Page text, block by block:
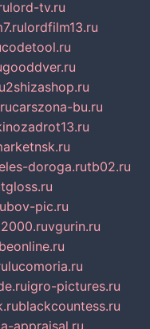
lord-tv.ru
lordfilm13.ru
codetool.ru
gooddver.ru
2shizashop.ru
carszona-bu.ru
doroga.rutb02.ru
pic.ru
vgurin.ru
lucomoria.ru
igro-pictures.ru
blackcountess.ru
appraisal.ru